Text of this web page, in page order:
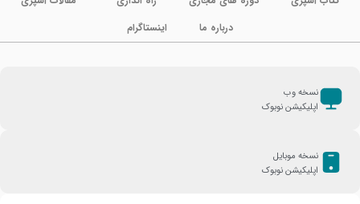
درباره ما
اینستاگرام
نسخه وب
اپلیکیشن نوبوک
نسخه موبایل
اپلیکیشن نوبوک